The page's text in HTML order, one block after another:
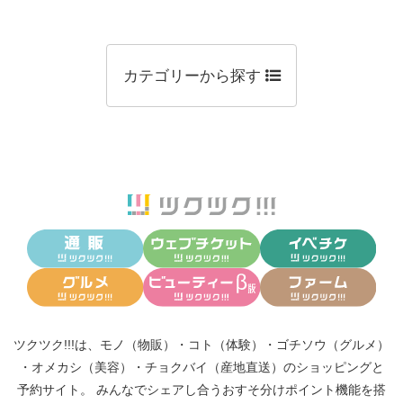
カテゴリーから探す
ツクツク!!!は、 モノ（物販） ・ コト（体験） ・ ゴチソウ（グルメ）
・ オメカシ（美容） ・ チョクバイ（産地直送） のショッピングと
予約サイト。
みんなでシェアし合う おすそ分けポイント機能を搭